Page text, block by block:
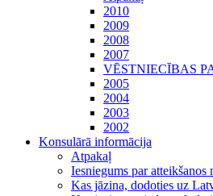
2010
2009
2008
2007
VĒSTNIECĪBAS
2005
2004
2003
2002
Konsulārā informācija
Atpakaļ
Iesniegums par
Kas jāzina, dodoties uz